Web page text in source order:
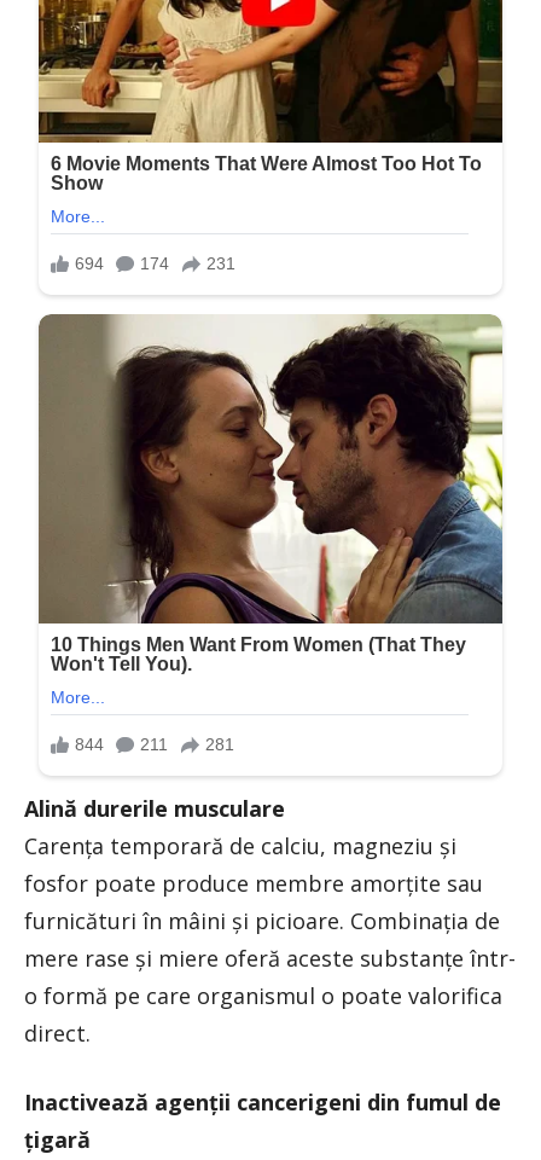
Alină durerile musculare
Carenţa temporară de calciu, magneziu şi
fosfor poate produce membre amorţite sau
furnicături în mâini şi picioare. Combinaţia de
mere rase şi miere oferă aceste substanţe într-
o formă pe care organismul o poate valorifica
direct.
Inactivează agenţii cancerigeni din fumul de
ţigară